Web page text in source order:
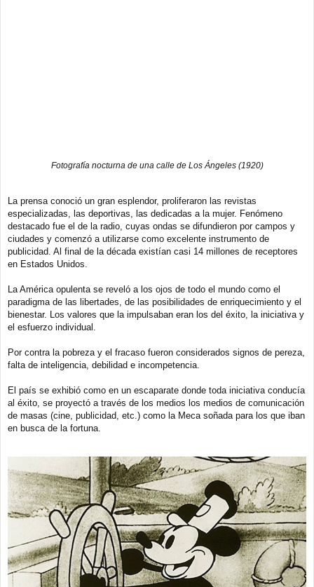
Fotografía nocturna de una calle de Los Ángeles (1920)
La prensa conoció un gran esplendor, proliferaron las revistas
especializadas, las deportivas, las dedicadas a la mujer. Fenómeno
destacado fue el de la radio, cuyas ondas se difundieron por campos y
ciudades y comenzó a utilizarse como excelente instrumento de
publicidad. Al final de la década existían casi 14 millones de receptores
en Estados Unidos.
La América opulenta se reveló a los ojos de todo el mundo como el
paradigma de las libertades, de las posibilidades de enriquecimiento y el
bienestar. Los valores que la impulsaban eran los del éxito, la iniciativa y
el esfuerzo individual.
Por contra la pobreza y el fracaso fueron considerados signos de pereza,
falta de inteligencia, debilidad e incompetencia.
El país se exhibió como en un escaparate donde toda iniciativa conducía
al éxito, se proyectó a través de los medios los medios de comunicación
de masas (cine, publicidad, etc.) como la Meca soñada para los que iban
en busca de la fortuna.